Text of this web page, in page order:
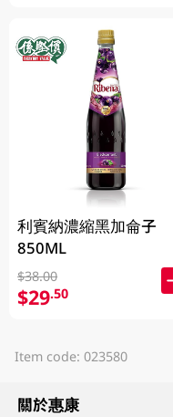
利賓納濃縮黑加侖子
850ML
$38.00
$29.50
Item code: 023580
關於惠康